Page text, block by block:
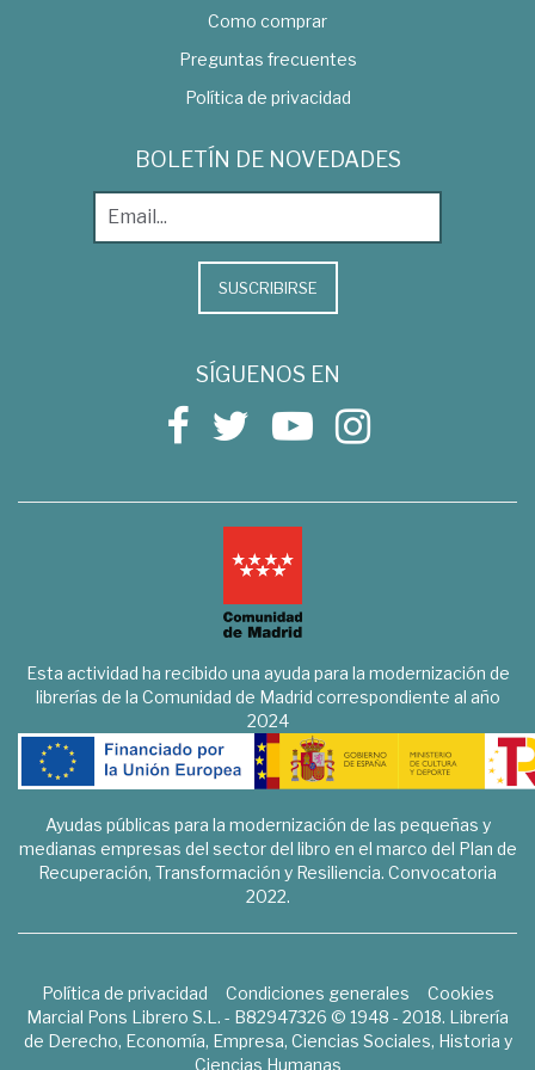
Como comprar
Preguntas frecuentes
Política de privacidad
BOLETÍN DE NOVEDADES
SUSCRIBIRSE
SÍGUENOS EN
Esta actividad ha recibido una ayuda para la modernización de
librerías de la Comunidad de Madrid correspondiente al año
2024
Ayudas públicas para la modernización de las pequeñas y
medianas empresas del sector del libro en el marco del Plan de
Recuperación, Transformación y Resiliencia. Convocatoria
2022.
Política de privacidad Condiciones generales
Cookies
Marcial Pons Librero S.L. - B82947326 © 1948 - 2018. Librería
de Derecho, Economía, Empresa, Ciencias Sociales, Historia y
Ciencias Humanas